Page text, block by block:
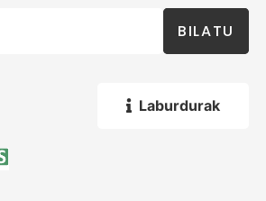
BILATU
Laburdurak